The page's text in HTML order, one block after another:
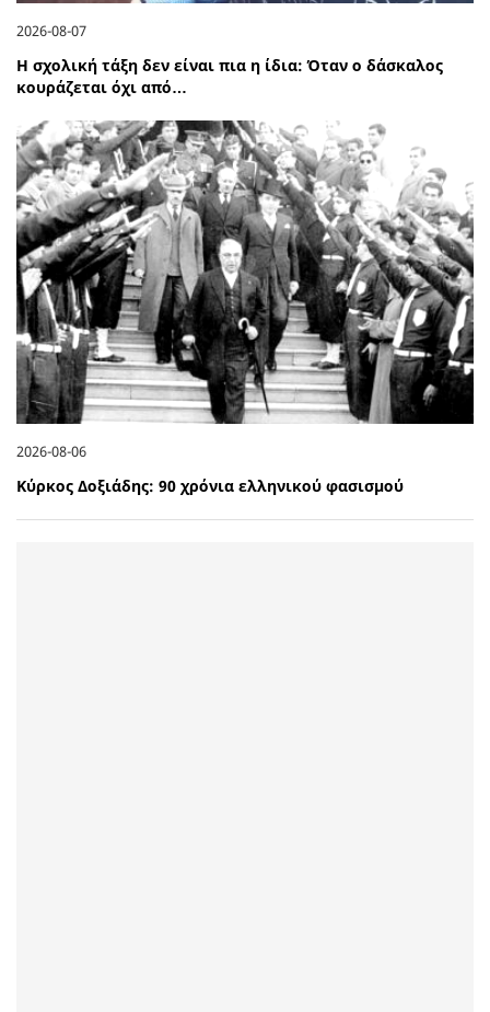
2026-08-07
Η σχολική τάξη δεν είναι πια η ίδια: Όταν ο δάσκαλος
κουράζεται όχι από…
2026-08-06
Κύρκος Δοξιάδης: 90 χρόνια ελληνικού φασισμού